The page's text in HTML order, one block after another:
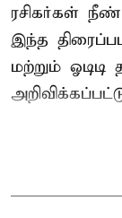
ரசிகர்கள்
இந்த
மற்றும்